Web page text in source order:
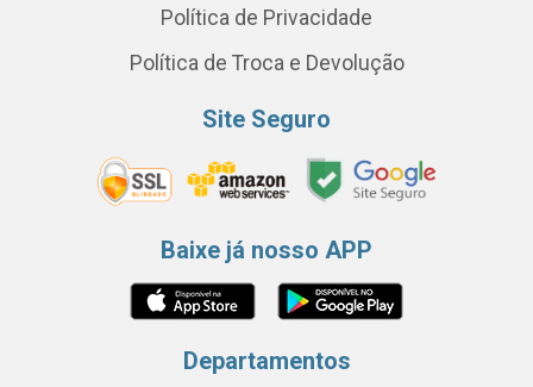
Política de Privacidade
Política de Troca e Devolução
Site Seguro
Baixe já nosso APP
Departamentos